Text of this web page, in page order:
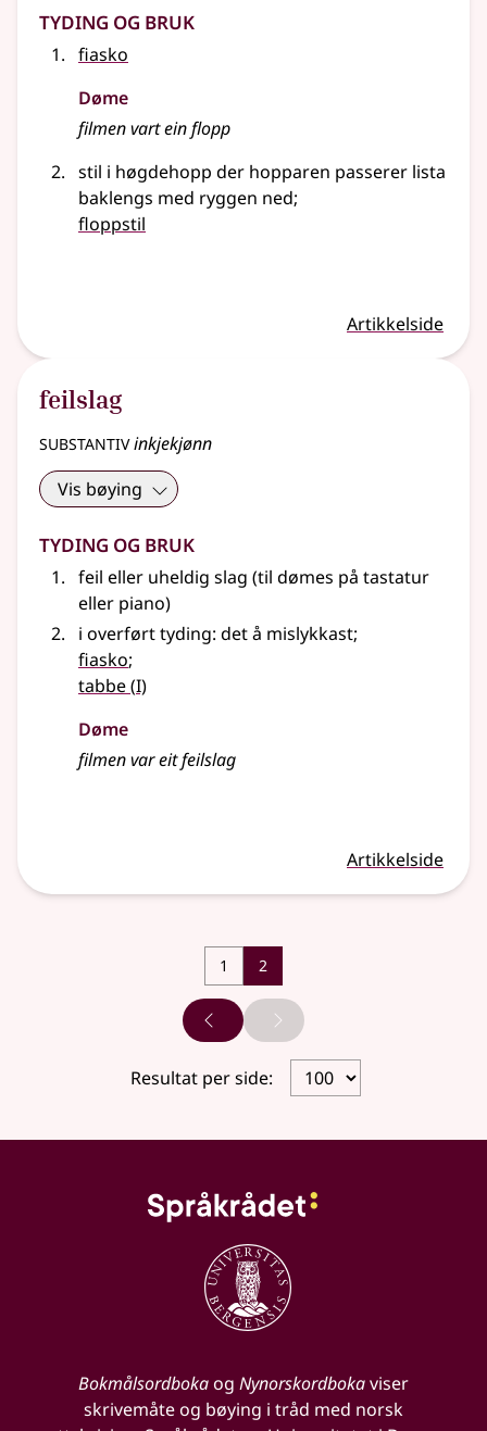
Tyding og bruk
fiasko
Døme
filmen vart ein flopp
stil i høgdehopp der hopparen passerer lista
baklengs med ryggen ned;
floppstil
Artikkelside
feilslag
substantivinkjekjønn
Vis bøying
Tyding og bruk
feil eller uheldig slag (til dømes på tastatur
eller piano)
i overført tyding: det å mislykkast;
fiasko;
tabbe(1
I)
Døme
filmen var eit feilslag
Artikkelside
1 2
Forrige sideNeste side
Resultat per side:
Bokmålsordbokaog Nynorskordbokaviser
skrivemåte og bøying i tråd med norsk